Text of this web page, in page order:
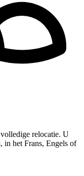
relocatie. U
in het Frans, Engels of